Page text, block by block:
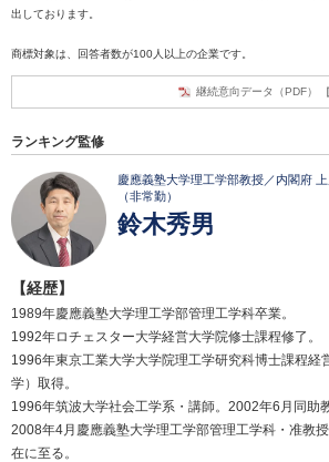
出しております。
商標対象は、回答者数が100人以上の企業です。
継続意向データ（PDF）
ランキング監修
慶應義塾大学理工学部教授／内閣府
（非常勤）
鈴木秀男
【経歴】
1989年慶應義塾大学理工学部管理工学科卒業。
1992年ロチェスター大学経営大学院修士課程修了。
1996年東京工業大学大学院理工学研究科博士課程経
学）取得。
1996年筑波大学社会工学系・講師。2002年6月同助教
2008年4月慶應義塾大学理工学部管理工学科・准教
在に至る。